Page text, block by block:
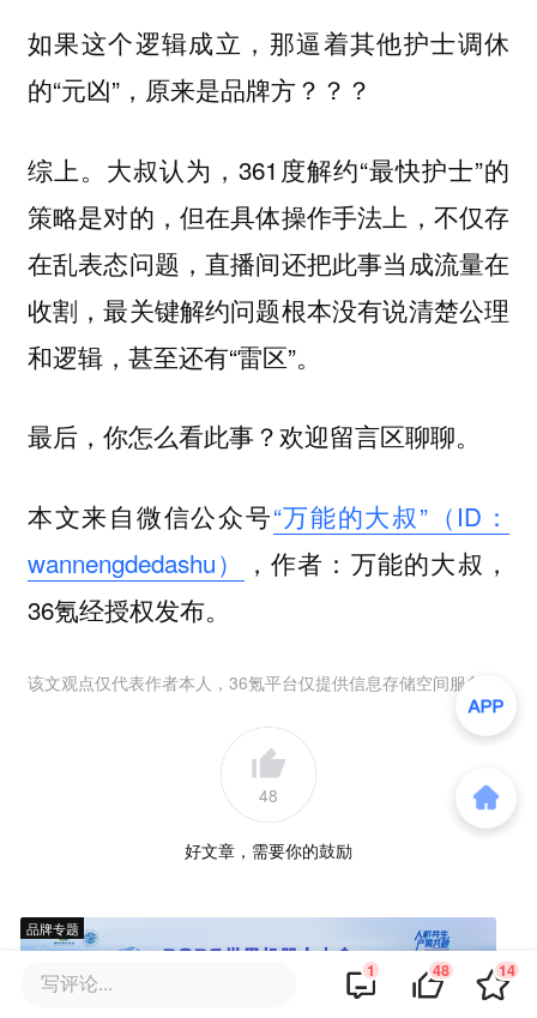
如果这个逻辑成立，那逼着其他护士调休
的“元凶”，原来是品牌方？？？
综上。大叔认为，361度解约“最快护士”的
策略是对的，但在具体操作手法上，不仅存
在乱表态问题，直播间还把此事当成流量在
收割，最关键解约问题根本没有说清楚公理
和逻辑，甚至还有“雷区”。
最后，你怎么看此事？欢迎留言区聊聊。
本文来自微信公众号“万能的大叔”（ID：
wannengdedashu）
，作者：万能的大叔，
36氪经授权发布。
该文观点仅代表作者本人，36氪平台仅提供信息存储空间服务。
48
好文章，需要你的鼓励
品牌专题
写评论... 1 48 14